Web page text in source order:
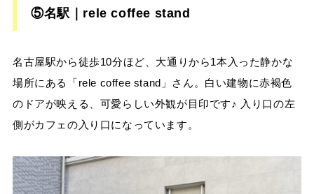
⑤名駅｜rele coffee stand
名古屋駅から徒歩10分ほど、大通りから1本入った静かな
場所にある「rele coffee stand」さん。白い建物に赤褐色
のドアが映える、可愛らしい外観が目印です♪ 入り口の左
側がカフェの入り口になっています。